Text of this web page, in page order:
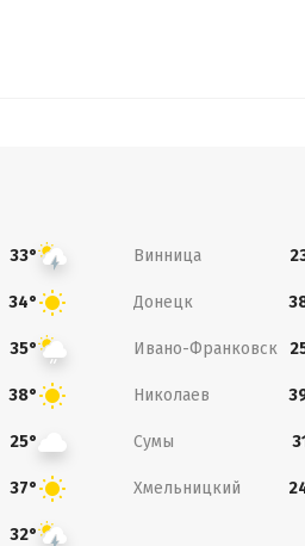
33° Винница
34° Донецк
35° Ивано-Франковск
38° Николаев
25° Сумы
37° Хмельницкий
32°